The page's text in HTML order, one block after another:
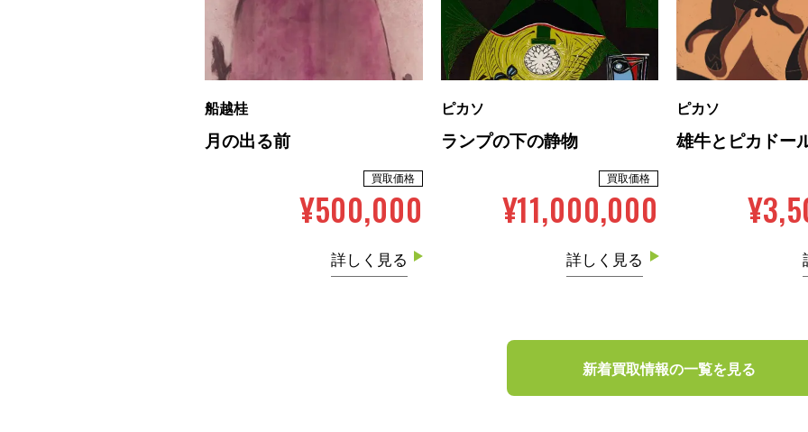
船越桂
月の出る前
買取価格
¥500,000
詳しく見る
ピカソ
ランプの下の静物
買取価格
¥11,000,000
詳しく見る
ピカソ
雄牛とピカドー
新着買取情報の一覧を見る